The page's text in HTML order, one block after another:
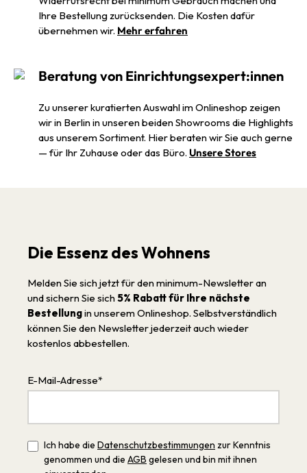
Ihre Bestellung zurücksenden. Die Kosten dafür
übernehmen wir. Mehr erfahren
Beratung von Einrichtungsexpert:innen
Zu unserer kuratierten Auswahl im Onlineshop zeigen
wir in Berlin in unseren beiden Showrooms die Highlights
aus unserem Sortiment. Hier beraten wir Sie auch gerne
— für Ihr Zuhause oder das Büro. Unsere Stores
Die Essenz des Wohnens
Melden Sie sich jetzt für den minimum-Newsletter an
und sichern Sie sich 5% Rabatt für Ihre nächste
Bestellungin unserem Onlineshop. Selbstverständlich
können Sie den Newsletter jederzeit auch wieder
kostenlos abbestellen.
E-Mail-Adresse*
Ich habe die Datenschutzbestimmungen zur Kenntnis
genommen und die AGB gelesen und bin mit ihnen